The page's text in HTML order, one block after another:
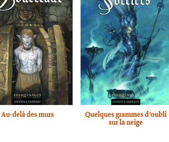
Au-delà des murs
Quelques grammes d’oubli
sur la neige